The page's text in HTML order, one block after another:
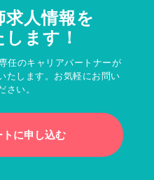
人情報を
ます！
任のキャリアパートナーが
たします。お気軽にお問い
さい。
に申し込む